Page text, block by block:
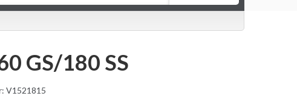
GS/180 SS
V1521815